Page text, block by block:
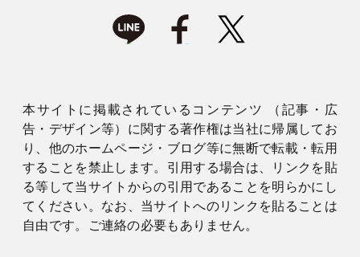
本サイトに掲載されているコンテンツ （記事・広
告・デザイン等）に関する著作権は当社に帰属してお
り、他のホームページ・ブログ等に無断で転載・転用
することを禁止します。引用する場合は、リンクを貼
る等して当サイトからの引用であることを明らかにし
てください。なお、当サイトへのリンクを貼ることは
自由です。ご連絡の必要もありません。